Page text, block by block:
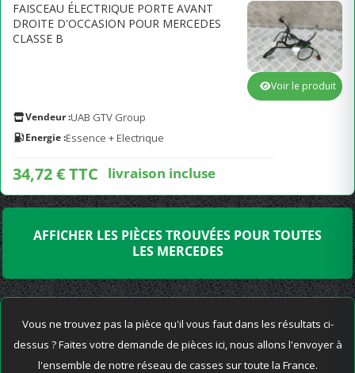
FAISCEAU ÉLECTRIQUE PORTE AVANT
DROITE D'OCCASION POUR MERCEDES
CLASSE B
Vendeur :UAB GTV Group
Energie :Essence + Electrique
34,72 € TTC livraison incluse
Voir le produit
AFFICHER LES PIÈCES TROUVÉES POUR TOUTES
LES MERCEDES
Vous ne trouvez pas la pièce qu'il vous faut dans les résultats ci-
dessus ? Faites votre demande de pièces ici, nous allons l'envoyer à
l'ensemble de notre réseau de casses sur toute la France.